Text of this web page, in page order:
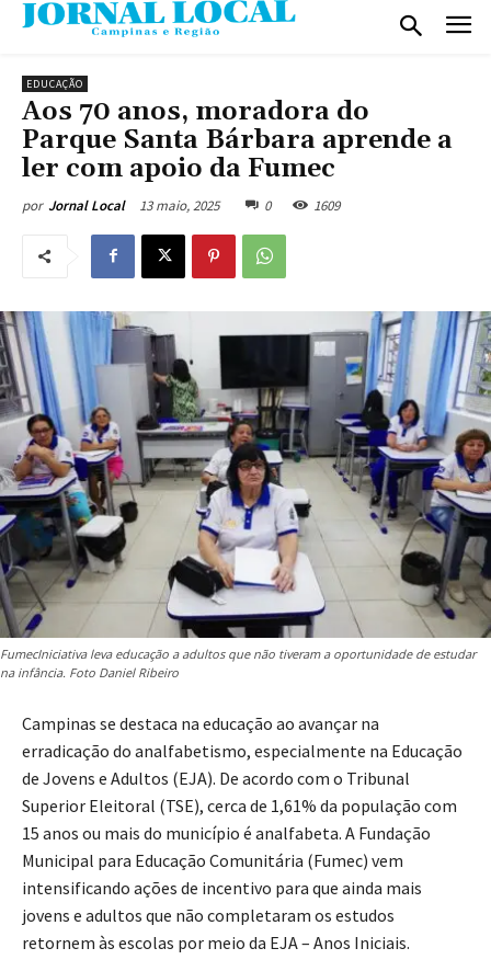
EDUCAÇÃO
Aos 70 anos, moradora do
Parque Santa Bárbara aprende a
ler com apoio da Fumec
por Jornal Local 13 maio, 2025 0 1609
FumecIniciativa leva educação a adultos que não tiveram a oportunidade de estudar
na infância. Foto Daniel Ribeiro
Campinas se destaca na educação ao avançar na
erradicação do analfabetismo, especialmente na Educação
de Jovens e Adultos (EJA). De acordo com o Tribunal
Superior Eleitoral (TSE), cerca de 1,61% da população com
15 anos ou mais do município é analfabeta. A Fundação
Municipal para Educação Comunitária (Fumec) vem
intensificando ações de incentivo para que ainda mais
jovens e adultos que não completaram os estudos
retornem às escolas por meio da EJA – Anos Iniciais.